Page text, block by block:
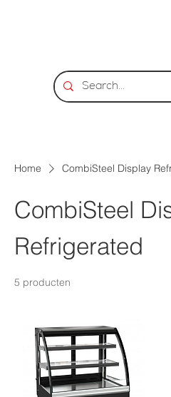
Home CombiSteel Display
CombiSteel
Refrigerated
5 producten